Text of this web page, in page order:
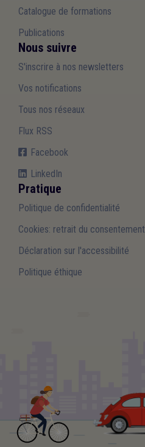
Catalogue de formations
Publications
Nous suivre
S'inscrire à nos newsletters
Vos notifications
Tous nos réseaux
Flux RSS
Facebook
LinkedIn
Pratique
Politique de confidentialité
Cookies: retrait du consentement
Déclaration sur l'accessibilité
Politique éthique